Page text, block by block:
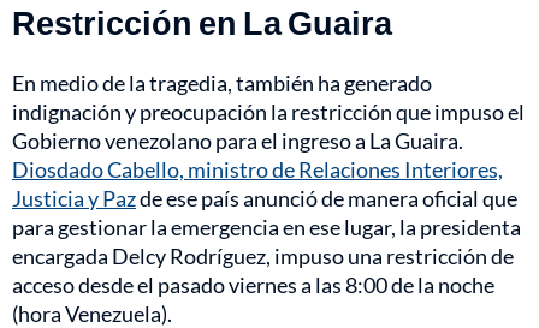
Restricción en La Guaira
En medio de la tragedia, también ha generado
indignación y preocupación la restricción que impuso el
Gobierno venezolano para el ingreso a La Guaira.
Diosdado Cabello, ministro de Relaciones Interiores,
Justicia y Pazde ese país anunció de manera oficial que
para gestionar la emergencia en ese lugar, la presidenta
encargada Delcy Rodríguez, impuso una restricción de
acceso desde el pasado viernes a las 8:00 de la noche
(hora Venezuela).